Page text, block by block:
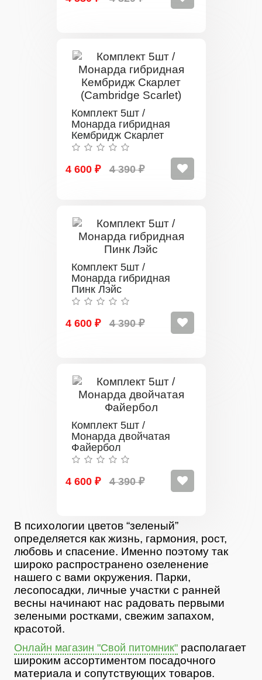
Комплект 5шт /
Монарда гибридная
Кембридж Скарлет
(Cambridge Scarlet)
4 600 ₽
4 390 ₽
Комплект 5шт /
Монарда гибридная
Пинк Лэйс
4 600 ₽ 4 390 ₽
Комплект 5шт /
Монарда двойчатая
Файербол
4 600 ₽ 4 390 ₽
В психологии цветов “зеленый”
определяется как жизнь, гармония, рост,
любовь и спасение. Именно поэтому так
широко распространено озеленение
нашего с вами окружения. Парки,
лесопосадки, личные участки с ранней
весны начинают нас радовать первыми
зелеными ростками, свежим запахом,
красотой.
Онлайн магазин "Свой питомник" располагает
широким ассортиментом посадочного
материала и сопутствующих товаров.